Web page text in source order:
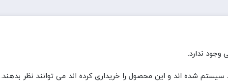
ندارد.
سیستم شده اند و این محصول را خریداری کرده اند می توانند نظر بدهند.